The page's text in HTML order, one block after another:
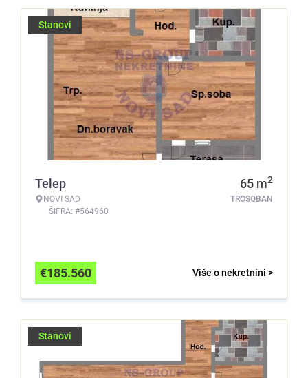
Stanovi
Telep
NOVI SAD
ŠIFRA: #564960
65 m2
TROSOBAN
Više o nekretnini >
€185.560
Stanovi